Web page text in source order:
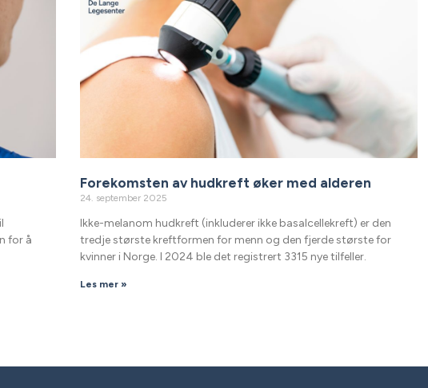
for å
Forekomsten av hudkreft øker med alderen
24. september 2025
Ikke-melanom hudkreft (inkluderer ikke basalcellekreft) er den
tredje største kreftformen for menn og den fjerde største for
kvinner i Norge. I 2024 ble det registrert 3315 nye tilfeller.
Les mer »